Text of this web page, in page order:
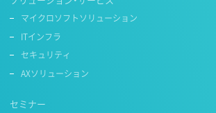
マイクロソフトソリューション
ITインフラ
セキュリティ
AXソリューション
セミナー